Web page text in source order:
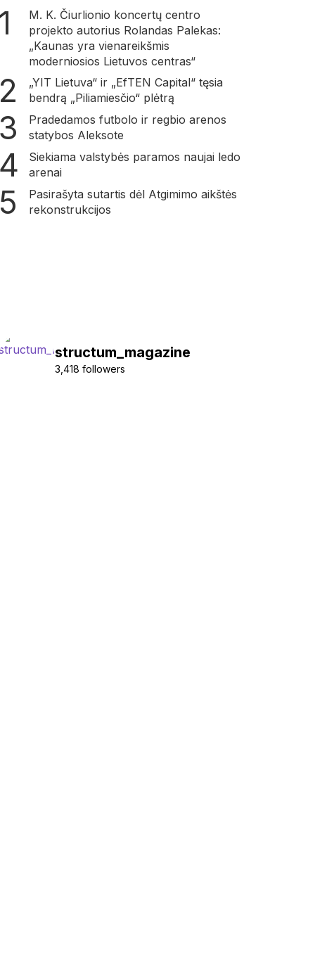
M. K. Čiurlionio koncertų centro
projekto autorius Rolandas Palekas:
„Kaunas yra vienareikšmis
moderniosios Lietuvos centras“
„YIT Lietuva“ ir „EfTEN Capital“ tęsia
bendrą „Piliamiesčio“ plėtrą
Pradedamos futbolo ir regbio arenos
statybos Aleksote
Siekiama valstybės paramos naujai ledo
arenai
Pasirašyta sutartis dėl Atgimimo aikštės
rekonstrukcijos
structum_magazine
3,418 followers